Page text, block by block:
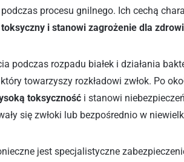
procesu gnilnego. Ich cechą
i stanowi zagrożenie dla
podczas rozpadu białek i działania
towarzyszy rozkładowi zwłok. Po
toksyczność i stanowi
się zwłoki lub bezpośrednio w
jest specjalistyczne